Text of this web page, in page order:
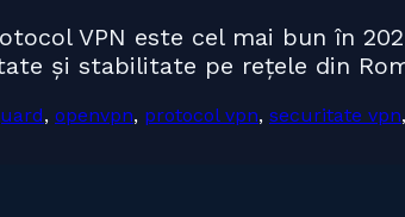
VPN este cel mai bun în
și stabilitate pe rețele din
, openvpn, protocol vpn, securitate vpn,